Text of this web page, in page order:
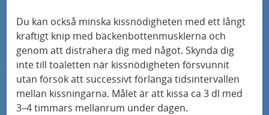
Du kan också minska kissnödigheten med ett långt
kraftigt knip med bäckenbottenmusklerna och
genom att distrahera dig med något. Skynda dig
inte till toaletten när kissnödigheten försvunnit
utan försök att successivt förlänga tidsintervallen
mellan kissningarna. Målet är att kissa ca 3 dl med
3–4 timmars mellanrum under dagen.